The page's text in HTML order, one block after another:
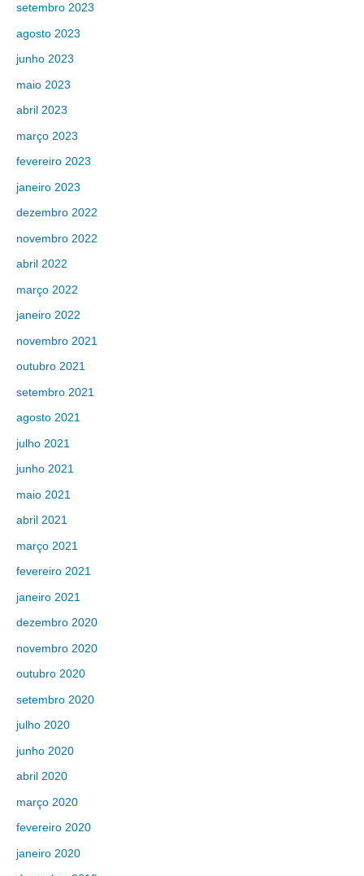
setembro 2023
agosto 2023
junho 2023
maio 2023
abril 2023
março 2023
fevereiro 2023
janeiro 2023
dezembro 2022
novembro 2022
abril 2022
março 2022
janeiro 2022
novembro 2021
outubro 2021
setembro 2021
agosto 2021
julho 2021
junho 2021
maio 2021
abril 2021
março 2021
fevereiro 2021
janeiro 2021
dezembro 2020
novembro 2020
outubro 2020
setembro 2020
julho 2020
junho 2020
abril 2020
março 2020
fevereiro 2020
janeiro 2020